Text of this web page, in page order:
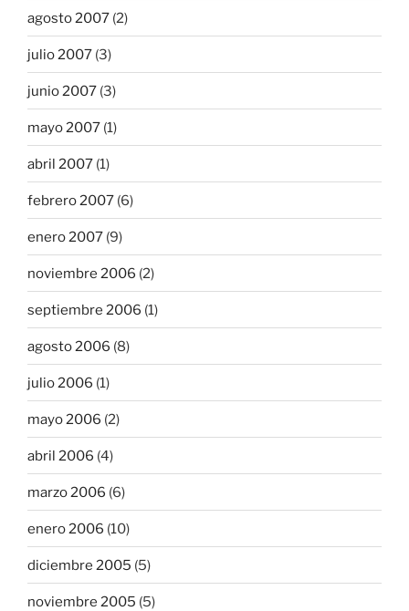
agosto 2007 (2)
julio 2007 (3)
junio 2007 (3)
mayo 2007 (1)
abril 2007 (1)
febrero 2007 (6)
enero 2007 (9)
noviembre 2006 (2)
septiembre 2006 (1)
agosto 2006 (8)
julio 2006 (1)
mayo 2006 (2)
abril 2006 (4)
marzo 2006 (6)
enero 2006 (10)
diciembre 2005 (5)
noviembre 2005 (5)